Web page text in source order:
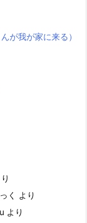
が我が家に来る）
く
より
より